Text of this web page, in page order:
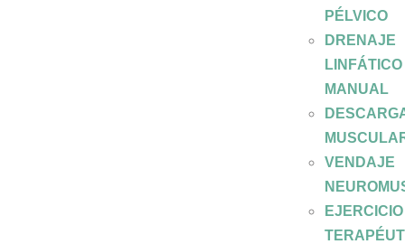
PÉLVICO
DRENAJE
LINFÁTICO
MANUAL
VENDAJE
EJERCICIO